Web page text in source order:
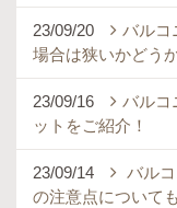
23/09/20
バルコ
場合は狭いかどう
23/09/16
バルコ
ットをご紹介！
23/09/14
バル
の注意点について